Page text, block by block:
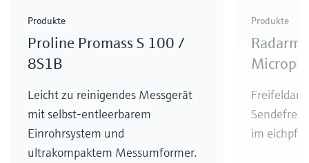
Produkte
Proline Promass S 100 /
8S1B
Leicht zu reinigendes Messgerät
mit selbst-entleerbarem
Einrohrsystem und
ultrakompaktem Messumformer.
Produkte
im